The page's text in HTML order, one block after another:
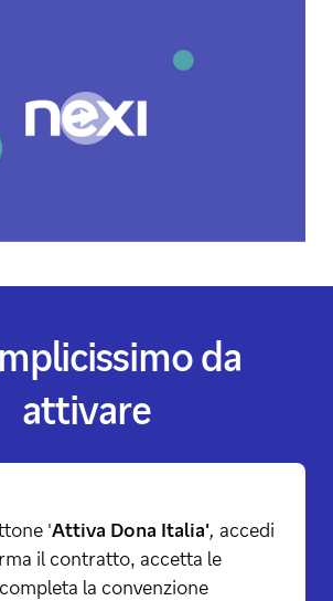
da
attivare
'Attiva Dona Italia', accedi
il contratto, accetta le
la convenzione